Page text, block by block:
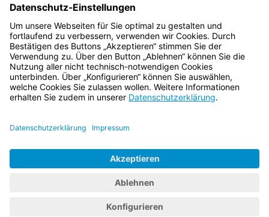
§ 11 Ausübung der Jagd auf Wasserfederwild an und über
Gewässern
§ 11a Jagdlicher Einsatz von Nachtsichttechnik
Bayern.de
BayernPortal
Impressum